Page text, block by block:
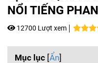
NỔI TIẾNG
12700 Lượt xem
Mục lục [Ẩn]